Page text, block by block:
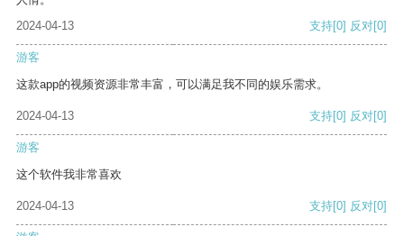
2024-04-13
支持[0] 反对[0]
游客
这款app的视频资源非常丰富，可以满足我不同的娱乐需求。
2024-04-13 支持[0] 反对[0]
游客
这个软件我非常喜欢
2024-04-13 支持[0] 反对[0]